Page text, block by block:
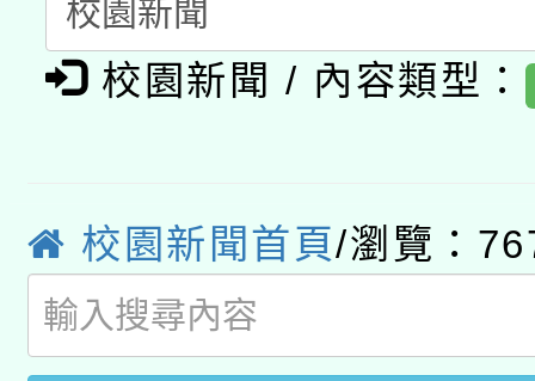
礎課程
A3數位素養講師名單
「數位內容與教學軟
薪期間赴陸應申請許可
轉知經濟部水利署委託
業技術研究院辦理「
用水績優單位及節水達
115年8月22日(星期六
桃園市孔廟祈福系列
2026年桃園地景藝術
校園新聞 / 內容類型：
校園新聞首頁/瀏覽：